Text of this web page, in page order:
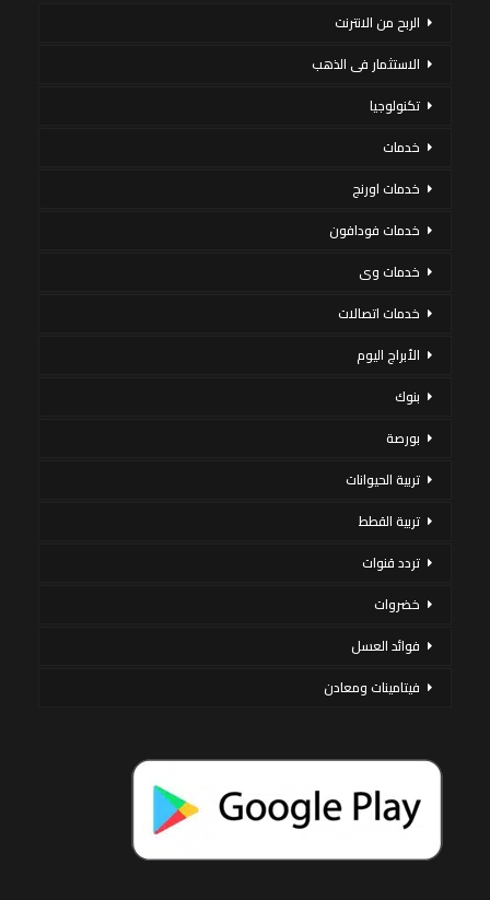
الربح من الانترنت
الاستثمار فى الذهب
تكنولوجيا
خدمات
خدمات اورنج
خدمات فودافون
خدمات وى
خدمات اتصالات
الأبراج اليوم
بنوك
بورصة
تربية الحيوانات
تربية القطط
تردد قنوات
خضروات
فوائد العسل
فيتامينات ومعادن